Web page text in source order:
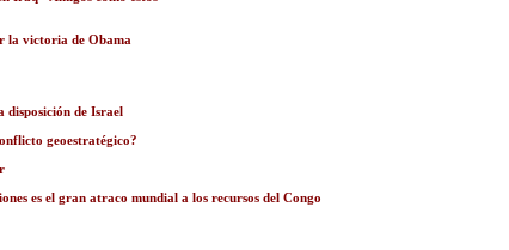
la victoria de Obama
disposición de Israel
geoestratégico?
es el gran atraco mundial a los recursos del Congo